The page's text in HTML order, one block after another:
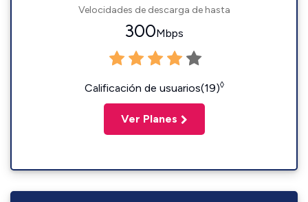
Velocidades de descarga de hasta
300Mbps
Calificación de usuarios(19)◊
Ver Planes